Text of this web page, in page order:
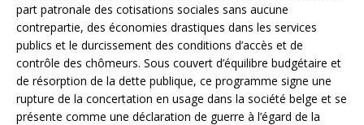
part patronale des cotisations sociales sans aucune
contrepartie, des économies drastiques dans les services
publics et le durcissement des conditions d’accès et de
contrôle des chômeurs. Sous couvert d’équilibre budgétaire et
de résorption de la dette publique, ce programme signe une
rupture de la concertation en usage dans la société belge et se
présente comme une déclaration de guerre à l’égard de la